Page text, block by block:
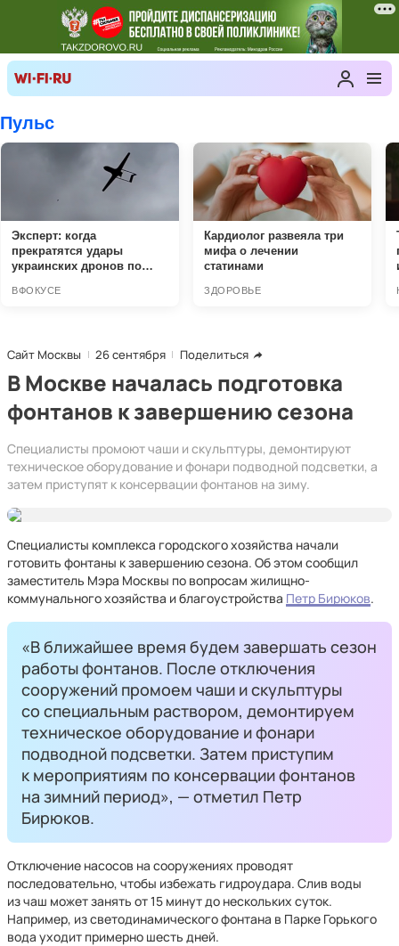
Сайт Москвы 26 сентября Поделиться
В Москве началась подготовка
фонтанов к завершению сезона
Специалисты промоют чаши и скульптуры, демонтируют
техническое оборудование и фонари подводной подсветки, а
затем приступят к консервации фонтанов на зиму.
Специалисты комплекса городского хозяйства начали
готовить фонтаны к завершению сезона. Об этом сообщил
заместитель Мэра Москвы по вопросам жилищно-
коммунального хозяйства и благоустройства Петр Бирюков.
«В ближайшее время будем завершать сезон
работы фонтанов. После отключения
сооружений промоем чаши и скульптуры
со специальным раствором, демонтируем
техническое оборудование и фонари
подводной подсветки. Затем приступим
к мероприятиям по консервации фонтанов
на зимний период», — отметил Петр
Бирюков.
Отключение насосов на сооружениях проводят
последовательно, чтобы избежать гидроудара. Слив воды
из чаш может занять от 15 минут до нескольких суток.
Например, из светодинамического фонтана в Парке Горького
вода уходит примерно шесть дней.